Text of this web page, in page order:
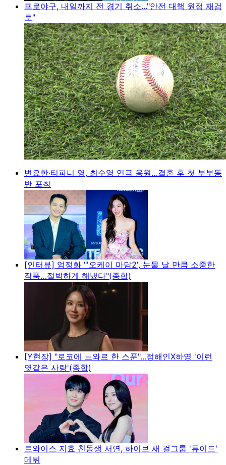
프로야구, 내일까지 전 경기 취소..."안전 대책 원점 재검
토"
변요한·티파니 영, 최수영 연극 응원…결혼 후 첫 부부동
반 포착
[인터뷰] 엄정화 "'오케이 마담2', 눈물 날 만큼 소중한
작품…절박하게 해냈다"(종합)
[Y현장] "로코에 느와르 한 스푼"...정해인X하영 '이런
엿같은 사랑'(종합)
트와이스 지효 친동생 서연, 하이브 새 걸그룹 '튜이드'
데뷔